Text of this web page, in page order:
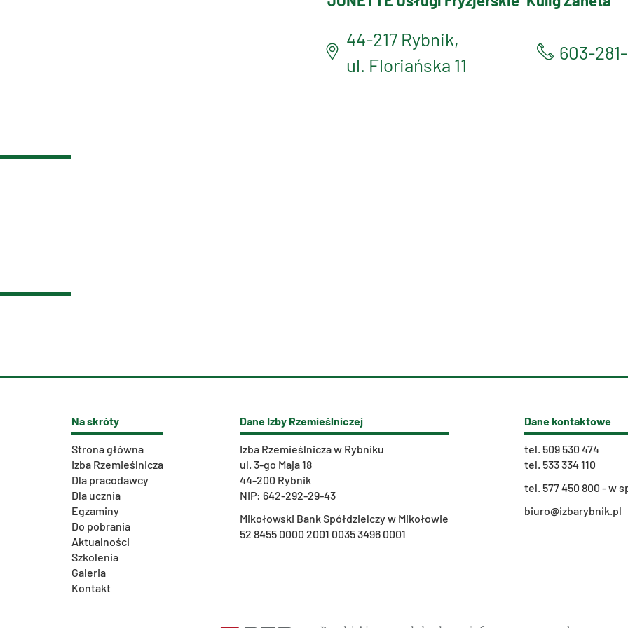
44-217 Rybnik,
ul. Floriańska 11
603-
Na skróty
Strona główna
Izba Rzemieślnicza
Dla pracodawcy
Dla ucznia
Egzaminy
Do pobrania
Aktualności
Szkolenia
Galeria
Kontakt
Dane Izby Rzemieślniczej
Izba Rzemieślnicza w Rybniku
ul. 3-go Maja 18
44-200 Rybnik
NIP: 642-292-29-43
Mikołowski Bank Spółdzielczy w Mikołowie
52 8455 0000 2001 0035 3496 0001
Dane kontaktowe
tel. 509 530 474
tel. 533 334 110
tel. 577 450 800 - w
biuro@izbarybnik.pl